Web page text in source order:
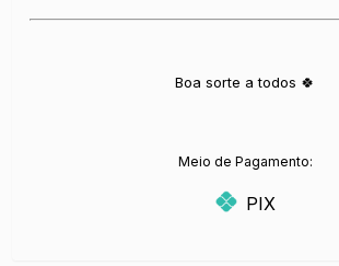
Boa sorte a todos 🍀
Meio de Pagamento:
PIX